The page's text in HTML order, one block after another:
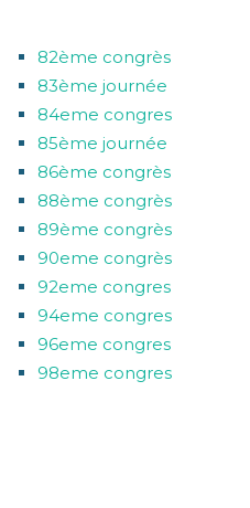
82ème congrès
83ème journée
84eme congres
85ème journée
86ème congrès
88ème congrès
89ème congrès
90eme congrès
92eme congres
94eme congres
96eme congres
98eme congres